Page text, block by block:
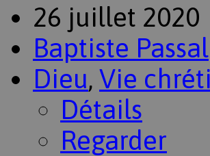
26 juillet 2020
Baptiste Passal
Dieu, Vie
Détails
Regarder